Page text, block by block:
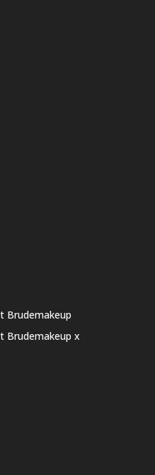
Brudemakeup
Brudemakeup x